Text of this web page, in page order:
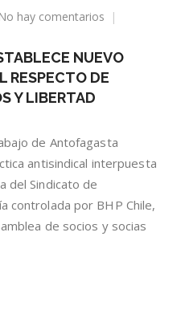
No hay comentarios
en
ESTABLECE
NUEVO
DE
ASAMBLEAS
DE
Y
LIBERTAD
NUEVO
RESPECTO DE
Y LIBERTAD
de Antofagasta
antisindical interpuesta
del Sindicato de
controlada por BHP Chile,
de socios y socias